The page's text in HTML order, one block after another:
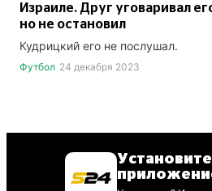
Израиле. Друг уговаривал
но не остановил
Кудрицкий его не послушал.
Футбол 24 декабря 2023
Установите